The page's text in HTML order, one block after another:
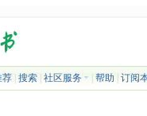
荐| 搜索| 社区服务 帮助 订阅